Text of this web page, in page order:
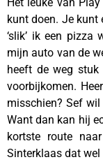
Het leuke van
kunt doen. Je kunt
‘slik’ ik een
mijn auto van de
heeft de weg stuk
voorbijkomen.
misschien? Sef
Want dan kan hij
kortste route
Sinterklaas dat